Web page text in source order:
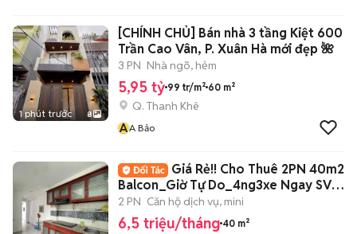
1 phút trước 8
[CHÍNH CHỦ] Bán nhà 3 tầng Kiệt 600
Trần Cao Vân, P. Xuân Hà mới đẹp 🌺
3 PN Nhà ngõ, hẻm
5,95 tỷ 99 tr/m² 60 m²
Q. Thanh Khê
AA Bảo
Giá Rẻ!! Cho Thuê 2PN 40m2
Balcon_Giờ Tự Do_4ng3xe Ngay SVĐ
Phú Thọ
2 PN Căn hộ dịch vụ, mini
6,5 triệu/tháng 40 m²